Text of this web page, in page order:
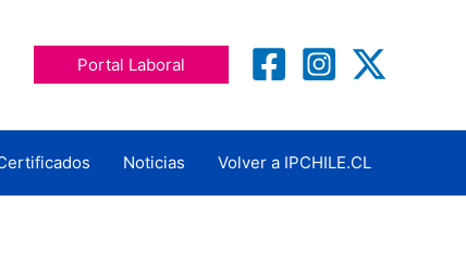
Portal Laboral
Noticias Volver a IPCHILE.CL